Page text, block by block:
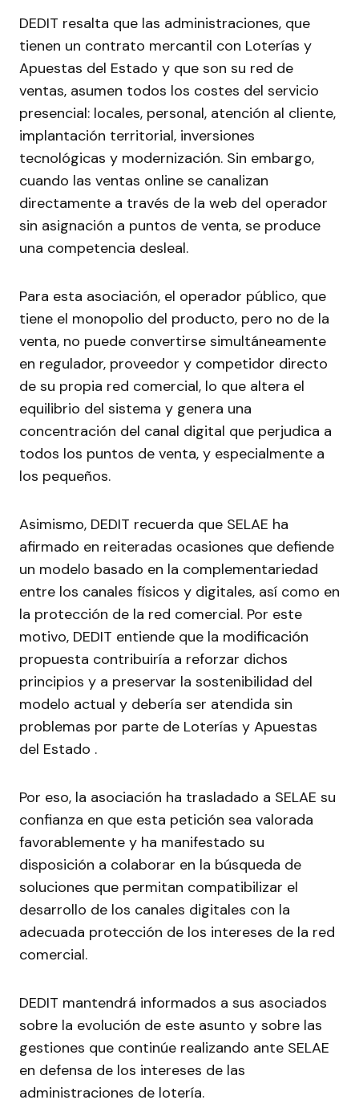
DEDIT resalta que las administraciones, que
tienen un contrato mercantil con Loterías y
Apuestas del Estado y que son su red de
ventas, asumen todos los costes del servicio
presencial: locales, personal, atención al cliente,
implantación territorial, inversiones
tecnológicas y modernización. Sin embargo,
cuando las ventas online se canalizan
directamente a través de la web del operador
sin asignación a puntos de venta, se produce
una competencia desleal.
Para esta asociación, el operador público, que
tiene el monopolio del producto, pero no de la
venta, no puede convertirse simultáneamente
en regulador, proveedor y competidor directo
de su propia red comercial, lo que altera el
equilibrio del sistema y genera una
concentración del canal digital que perjudica a
todos los puntos de venta, y especialmente a
los pequeños.
Asimismo, DEDIT recuerda que SELAE ha
afirmado en reiteradas ocasiones que defiende
un modelo basado en la complementariedad
entre los canales físicos y digitales, así como en
la protección de la red comercial. Por este
motivo, DEDIT entiende que la modificación
propuesta contribuiría a reforzar dichos
principios y a preservar la sostenibilidad del
modelo actual y debería ser atendida sin
problemas por parte de Loterías y Apuestas
del Estado .
Por eso, la asociación ha trasladado a SELAE su
confianza en que esta petición sea valorada
favorablemente y ha manifestado su
disposición a colaborar en la búsqueda de
soluciones que permitan compatibilizar el
desarrollo de los canales digitales con la
adecuada protección de los intereses de la red
comercial.
DEDIT mantendrá informados a sus asociados
sobre la evolución de este asunto y sobre las
gestiones que continúe realizando ante SELAE
en defensa de los intereses de las
administraciones de lotería.